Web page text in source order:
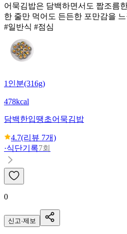
어묵김밥은 담백하면서도 짭조름
한 줄만 먹어도 든든한 포만감을
#일반식 #점심
1인분(316g)
478kcal
담백한입땡초어묵김밥
4.7(리뷰 7개)
·식단기록7회
0
신고·제보